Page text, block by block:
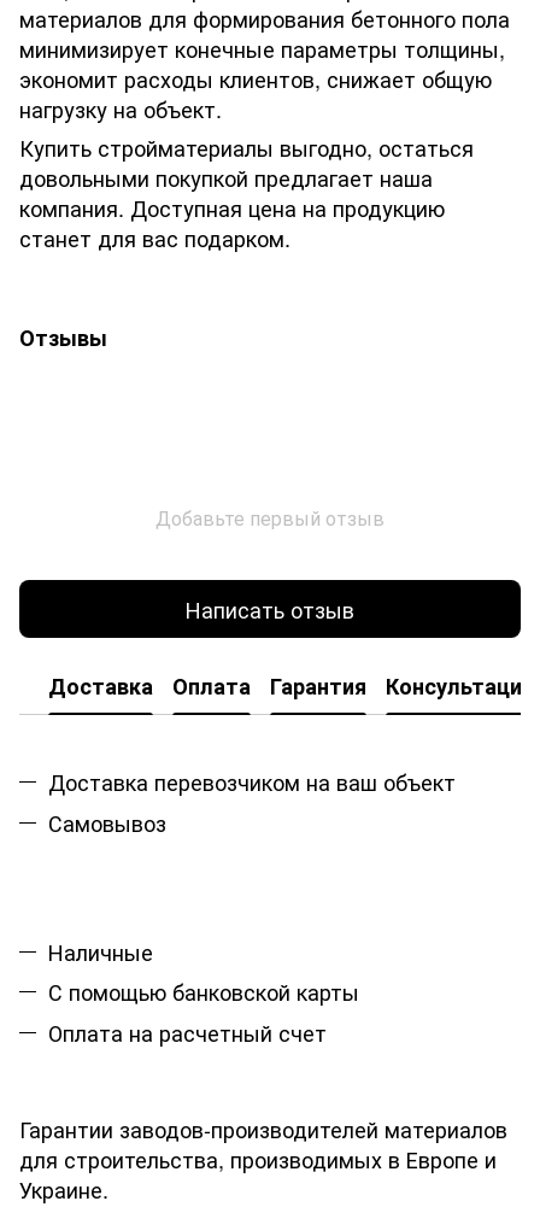
материалов для формирования бетонного пола
минимизирует конечные параметры толщины,
экономит расходы клиентов, снижает общую
нагрузку на объект.
Купить стройматериалы выгодно, остаться
довольными покупкой предлагает наша
компания. Доступная цена на продукцию
станет для вас подарком.
Отзывы
Добавьте первый отзыв
Написать отзыв
Доставка Оплата Гарантия Консультация
Доставка перевозчиком на ваш объект
Самовывоз
Наличные
С помощью банковской карты
Оплата на расчетный счет
Гарантии заводов-производителей материалов
для строительства, производимых в Европе и
Украине.